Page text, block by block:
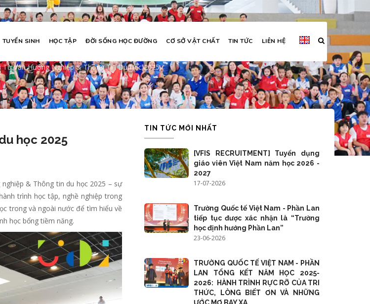
TUYỂN SINH HỌC TẬP ĐỜI SỐNG HỌC ĐƯỜNG CƠ SỞ VẬT CHẤT TIN TỨC LIÊN HỆ
nghiệp & Thông tin du học 2025
Tư Vấn Hướng Nghiệp & Thông Tin Du Học 2025
học 2025
& Thông tin du học 2025 – sự
trình học tập, nghề nghiệp trong
trong và ngoài nước để tìm hiểu về
học bổng tiềm năng.
TIN TỨC MỚI NHẤT
[VFIS RECRUITMENT] Tuyển dụng
giáo viên Việt Nam năm học 2026 -
2027
17-07-2026
Trường Quốc tế Việt Nam - Phần Lan
tiếp tục được xác nhận là “Trường
học định hướng Phần Lan”
23-06-2026
TRƯỜNG QUỐC TẾ VIỆT NAM - PHẦN
LAN TỔNG KẾT NĂM HỌC 2025-
2026: HÀNH TRÌNH RỰC RỠ CỦA TRI
THỨC, LÒNG BIẾT ƠN VÀ NHỮNG